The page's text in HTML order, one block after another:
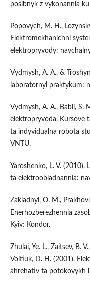
posibnyk z vykonannia
Popovych, M. H.,
Elektromekhanichni
elektropryvody:
Vydmysh, A. A., &
laboratornyi praktykum:
Vydmysh, A. A., Babii, S.
elektropryvoda. Kursove
ta indyvidualna robota
VNTU.
Yaroshenko, L. V.
ta elektroobladnannia:
Zakladnyi, O. M.,
Enerhozberezhennia
Kyiv: Kondor.
Zhulai, Ye. L., Zaitsev, B.
Voitiuk, D. H. (2001).
ahrehativ ta potokovykh